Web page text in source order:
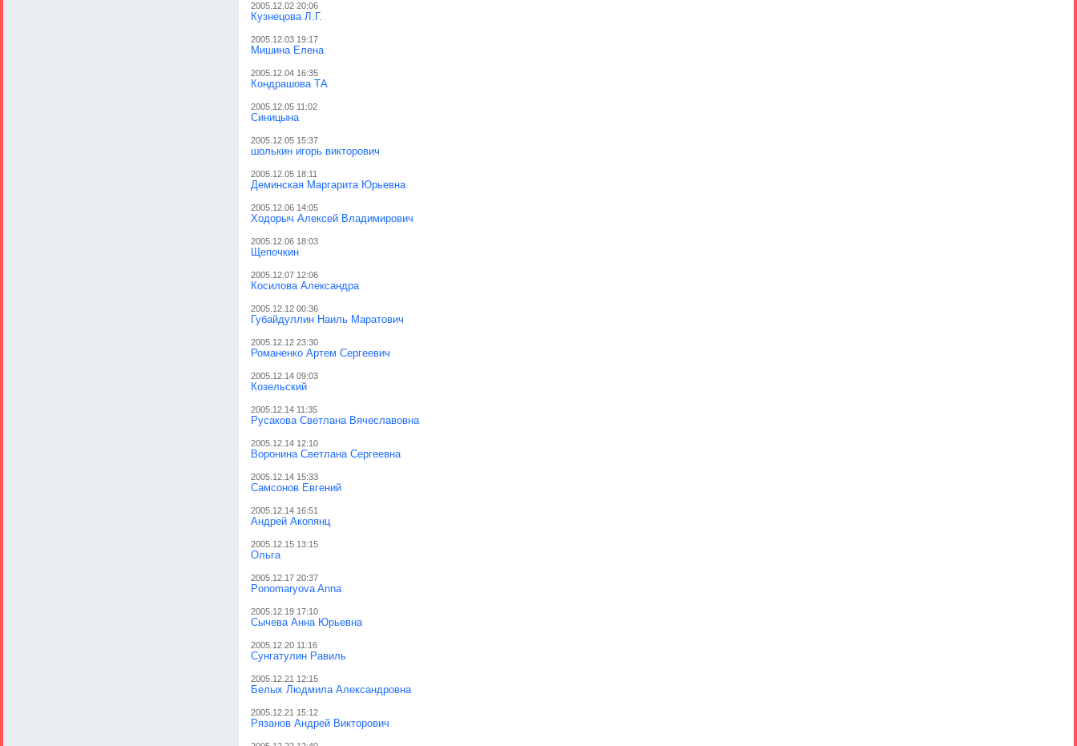
2005.12.02 20:06
Кузнецова Л.Г.
2005.12.03 19:17
Мишина Елена
2005.12.04 16:35
Кондрашова ТА
2005.12.05 11:02
Синицына
2005.12.05 15:37
шолькин игорь викторович
2005.12.05 18:11
Деминская Маргарита Юрьевна
2005.12.06 14:05
Ходорыч Алексей Владимирович
2005.12.06 18:03
Щепочкин
2005.12.07 12:06
Косилова Александра
2005.12.12 00:36
Губайдуллин Наиль Маратович
2005.12.12 23:30
Романенко Артем Сергеевич
2005.12.14 09:03
Козельский
2005.12.14 11:35
Русакова Светлана Вячеславовна
2005.12.14 12:10
Воронина Светлана Сергеевна
2005.12.14 15:33
Самсонов Евгений
2005.12.14 16:51
Андрей Акопянц
2005.12.15 13:15
Ольга
2005.12.17 20:37
Ponomaryova Anna
2005.12.19 17:10
Сычева Анна Юрьевна
2005.12.20 11:16
Сунгатулин Равиль
2005.12.21 12:15
Белых Людмила Александровна
2005.12.21 15:12
Рязанов Андрей Викторович